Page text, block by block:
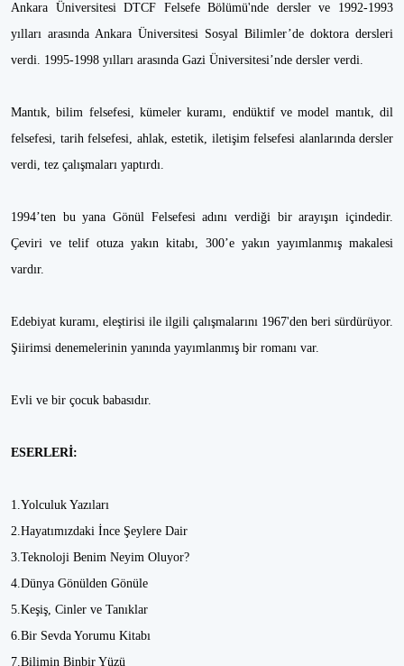
Ankara Üniversitesi DTCF Felsefe Bölümü'nde dersler ve 1992-1993
yılları arasında Ankara Üniversitesi Sosyal Bilimler’de doktora dersleri
verdi. 1995-1998 yılları arasında Gazi Üniversitesi’nde dersler verdi.
Mantık, bilim felsefesi, kümeler kuramı, endüktif ve model mantık, dil
felsefesi, tarih felsefesi, ahlak, estetik, iletişim felsefesi alanlarında dersler
verdi, tez çalışmaları yaptırdı.
1994’ten bu yana Gönül Felsefesi adını verdiği bir arayışın içindedir.
Çeviri ve telif otuza yakın kitabı, 300’e yakın yayımlanmış makalesi
vardır.
Edebiyat kuramı, eleştirisi ile ilgili çalışmalarını 1967'den beri sürdürüyor.
Şiirimsi denemelerinin yanında yayımlanmış bir romanı var.
Evli ve bir çocuk babasıdır.
ESERLERİ:
1.Yolculuk Yazıları
2.Hayatımızdaki İnce Şeylere Dair
3.Teknoloji Benim Neyim Oluyor?
4.Dünya Gönülden Gönüle
5.Keşiş, Cinler ve Tanıklar
6.Bir Sevda Yorumu Kitabı
7.Bilimin Binbir Yüzü